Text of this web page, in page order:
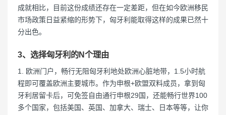
成就相比，目前这份成绩还存在一定差距，但在如今欧洲移民
市场政策日益紧缩的形势下，匈牙利能取得这样的成果已然十
分出色。
3、选择匈牙利的N个理由
1. 欧洲门户，畅行无阻匈牙利地处欧洲心脏地带，1.5小时航
程即可覆盖欧洲主要城市。作为申根+欧盟双料成员，拿到匈
牙利居留卡后，可免签自由通行申根29国，还能畅行世界100
多个国家，包括美国、英国、加拿大、瑞士、日本等等，让你